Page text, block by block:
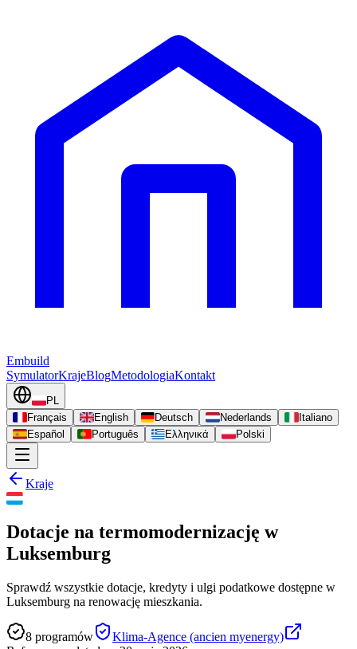
Embuild
SymulatorKrajeBlogMetodologiaKontakt
PL
Français
English Deutsch Nederlands
Italiano
Español
Português Ελληνικά Polski
Kraje
Dotacje na termomodernizację w
Luksemburg
Sprawdź wszystkie dotacje, kredyty i ulgi podatkowe dostępne w
Luksemburg na renowację mieszkania.
8 programów
Klima-Agence (ancien myenergy)